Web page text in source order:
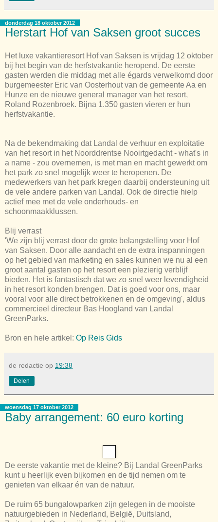
donderdag 18 oktober 2012
Herstart Hof van Saksen groot succes
Het luxe vakantieresort Hof van Saksen is vrijdag 12 oktober
bij het begin van de herfstvakantie heropend. De eerste
gasten werden die middag met alle égards verwelkomd door
burgemeester Eric van Oosterhout van de gemeente Aa en
Hunze en de nieuwe general manager van het resort,
Roland Rozenbroek. Bijna 1.350 gasten vieren er hun
herfstvakantie.
Na de bekendmaking dat Landal de verhuur en exploitatie
van het resort in het Noorddrentse Nooirtgedacht - what's in
a name - zou overnemen, is met man en macht gewerkt om
het park zo snel mogelijk weer te heropenen. De
medewerkers van het park kregen daarbij ondersteuning uit
de vele andere parken van Landal. Ook de directie hielp
actief mee met de vele onderhouds- en
schoonmaakklussen.
Blij verrast
'We zijn blij verrast door de grote belangstelling voor Hof
van Saksen. Door alle aandacht en de extra inspanningen
op het gebied van marketing en sales kunnen we nu al een
groot aantal gasten op het resort een plezierig verblijf
bieden. Het is fantastisch dat we zo snel weer levendigheid
in het resort konden brengen. Dat is goed voor ons, maar
vooral voor alle direct betrokkenen en de omgeving', aldus
commercieel directeur Bas Hoogland van Landal
GreenParks.
Bron en hele artikel: Op Reis Gids
de redactie op 19:38
Delen
woensdag 17 oktober 2012
Baby arrangement: 60 euro korting
De eerste vakantie met de kleine? Bij Landal GreenParks
kunt u heerlijk even bijkomen en de tijd nemen om te
genieten van elkaar én van de natuur.
De ruim 65 bungalowparken zijn gelegen in de mooiste
natuurgebieden in Nederland, België, Duitsland,